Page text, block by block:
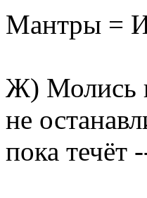
Мантры =
Ж) Молись
не
пока течёт